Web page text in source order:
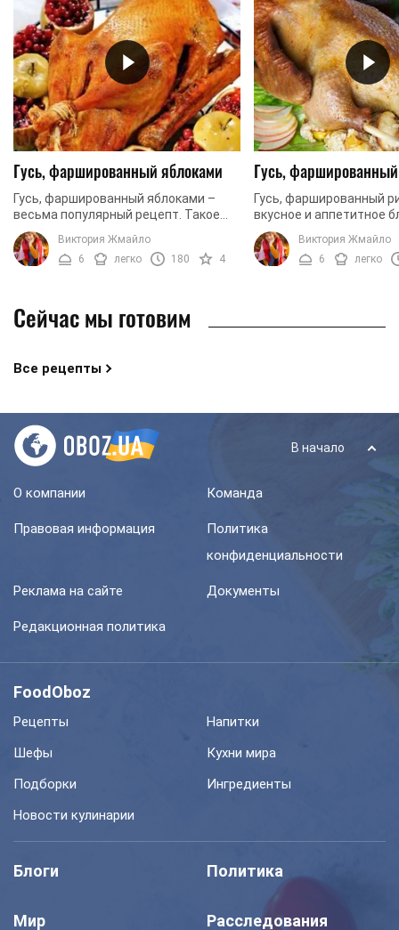
Гусь, фаршированный яблоками
Гусь, фаршированный яблоками –
весьма популярный рецепт. Такое
блюдо можно приготовить для
семейного ужина на выходных или на
праздник. Мясо птицы, ...
Виктория Жмайло
6
легко 180 4
Гусь,
Гусь, фаршированный
вкусное и аппетитное
придется потратить
приготовление
результат стоит
Виктория Жмайло
6
легко
Сейчас мы готовим
Все рецепты
В начало
О компании Команда
Правовая информация
Политика
конфиденциальности
Реклама на сайте Документы
Редакционная политика
FoodOboz
Рецепты
Напитки
Шефы
Кухни мира
Подборки
Ингредиенты
Новости кулинарии
Блоги Политика
Мир Расследования